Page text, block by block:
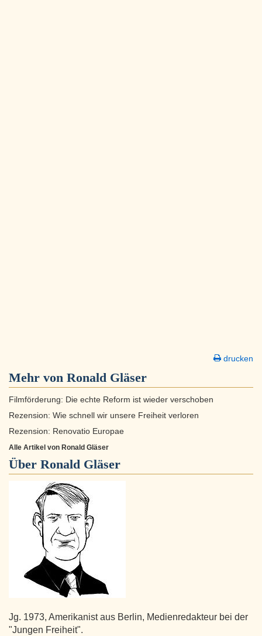
drucken
Mehr von Ronald Gläser
Filmförderung: Die echte Reform ist wieder verschoben
Rezension: Wie schnell wir unsere Freiheit verloren
Rezension: Renovatio Europae
Alle Artikel von Ronald Gläser
Über Ronald Gläser
Jg. 1973, Amerikanist aus Berlin, Medienredakteur bei der
"Jungen Freiheit".